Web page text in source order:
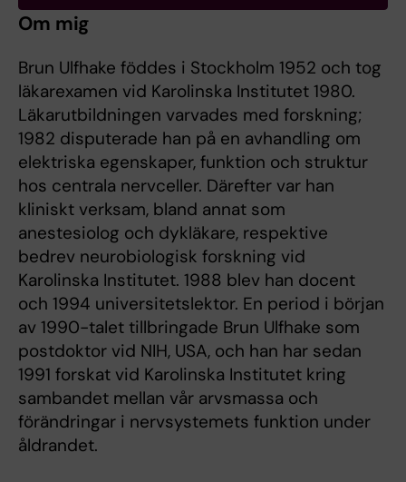
Om mig
Brun Ulfhake föddes i Stockholm 1952 och tog
läkarexamen vid Karolinska Institutet 1980.
Läkarutbildningen varvades med forskning;
1982 disputerade han på en avhandling om
elektriska egenskaper, funktion och struktur
hos centrala nervceller. Därefter var han
kliniskt verksam, bland annat som
anestesiolog och dykläkare, respektive
bedrev neurobiologisk forskning vid
Karolinska Institutet. 1988 blev han docent
och 1994 universitetslektor. En period i början
av 1990-talet tillbringade Brun Ulfhake som
postdoktor vid NIH, USA, och han har sedan
1991 forskat vid Karolinska Institutet kring
sambandet mellan vår arvsmassa och
förändringar i nervsystemets funktion under
åldrandet.